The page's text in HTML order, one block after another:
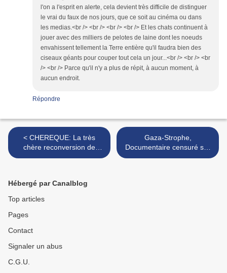
l'on a l'esprit en alerte, cela devient très difficile de distinguer
le vrai du faux de nos jours, que ce soit au cinéma ou dans
les medias.<br /> <br /> <br /> <br /> Et les chats continuent à
jouer avec des milliers de pelotes de laine dont les noeuds
envahissent tellement la Terre entière qu'il faudra bien des
ciseaux géants pour couper tout cela un jour...<br /> <br /> <br
/> <br /> Parce qu'il n'y a plus de répit, à aucun moment, à
aucun endroit.
Répondre
< CHEREQUE: La très
chère reconversion de
François Chérèque
Gaza-Strophe,
Documentaire censuré sur
france 2 - >
Hébergé par Canalblog
Top articles
Pages
Contact
Signaler un abus
C.G.U.